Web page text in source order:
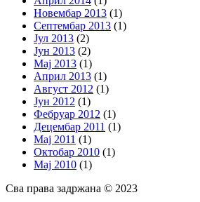
Новембар 2013 (1)
Септембар 2013 (1)
Јул 2013 (2)
Јун 2013 (2)
Мај 2013 (1)
Април 2013 (1)
Август 2012 (1)
Јун 2012 (1)
Фебруар 2012 (1)
Децембар 2011 (1)
Мај 2011 (1)
Октобар 2010 (1)
Мај 2010 (1)
Сва права задржана © 2023